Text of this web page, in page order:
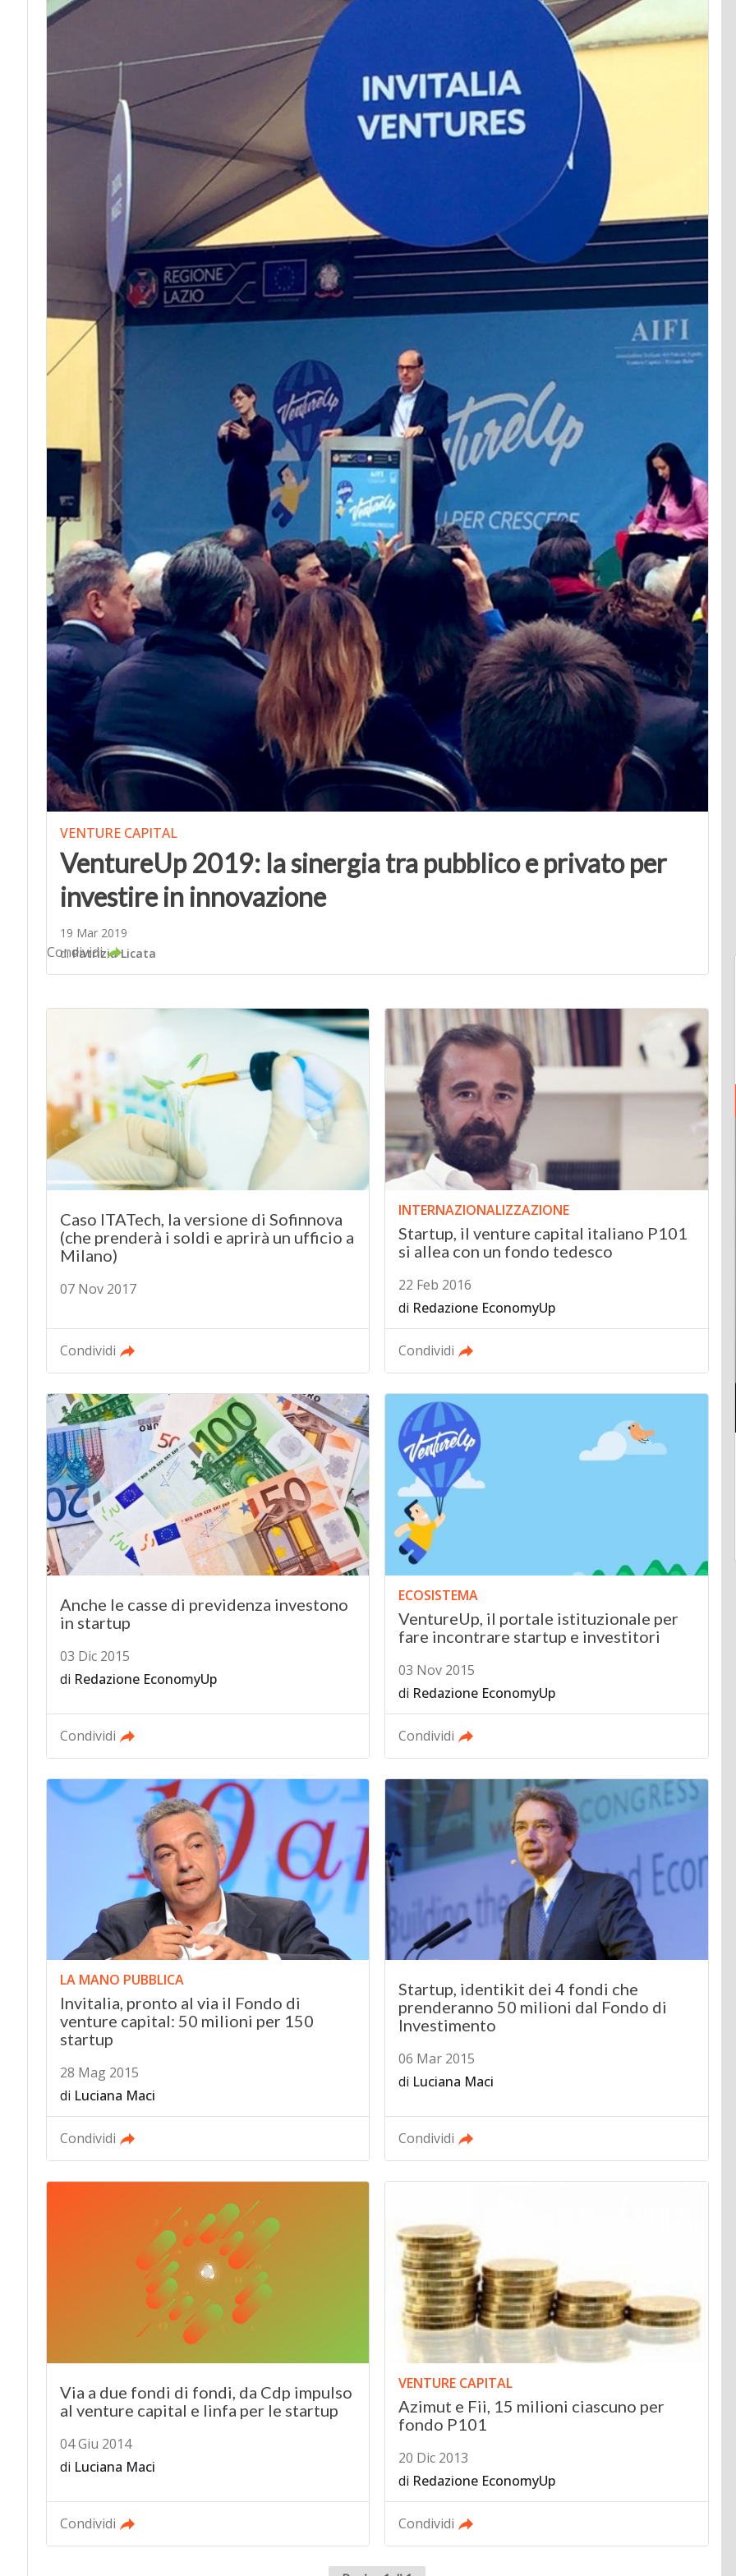
VENTURE CAPITAL
VentureUp 2019: la sinergia tra pubblico e privato per
investire in innovazione
19 Mar 2019
diPatrizia Licata
Condividi
Caso ITATech, la versione di Sofinnova
(che prenderà i soldi e aprirà un ufficio a
Milano)
07 Nov 2017
Condividi
INTERNAZIONALIZZAZIONE
Startup, il venture capital italiano P101
si allea con un fondo tedesco
22 Feb 2016
di Redazione EconomyUp
Condividi
Anche le casse di previdenza investono
in startup
03 Dic 2015
di Redazione EconomyUp
Condividi
ECOSISTEMA
VentureUp, il portale istituzionale per
fare incontrare startup e investitori
03 Nov 2015
di Redazione EconomyUp
Condividi
LA MANO PUBBLICA
Invitalia, pronto al via il Fondo di
venture capital: 50 milioni per 150
startup
28 Mag 2015
di Luciana Maci
Condividi
Startup, identikit dei 4 fondi che
prenderanno 50 milioni dal Fondo di
Investimento
06 Mar 2015
di Luciana Maci
Condividi
Via a due fondi di fondi, da Cdp impulso
al venture capital e linfa per le startup
04 Giu 2014
di Luciana Maci
Condividi
VENTURE CAPITAL
Azimut e Fii, 15 milioni ciascuno per
fondo P101
20 Dic 2013
di Redazione EconomyUp
Condividi